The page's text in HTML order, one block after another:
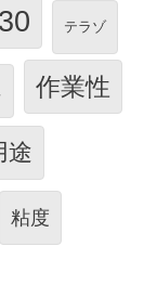
テラゾ
作業性
途
粘度